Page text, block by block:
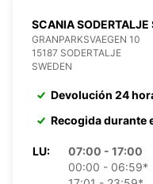
SCANIA SODERTALJE
GRANPARKSVAEGEN 10
15187 SODERTALJE
SWEDEN
Devolución 24
Recogida durante
LU:
07:00 - 17:00
00:00 - 06:59*